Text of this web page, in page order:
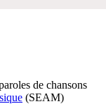
de chansons
(SEAM)